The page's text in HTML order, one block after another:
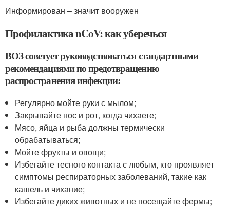
Информирован – значит вооружен
Профилактика nCoV: как уберечься
ВОЗ советует руководствоваться стандартными
рекомендациями по предотвращению
распространения инфекции:
Регулярно мойте руки с мылом;
Закрывайте нос и рот, когда чихаете;
Мясо, яйца и рыба должны термически
обрабатываться;
Мойте фрукты и овощи;
Избегайте тесного контакта с любым, кто проявляет
симптомы респираторных заболеваний, такие как
кашель и чихание;
Избегайте диких животных и не посещайте фермы;